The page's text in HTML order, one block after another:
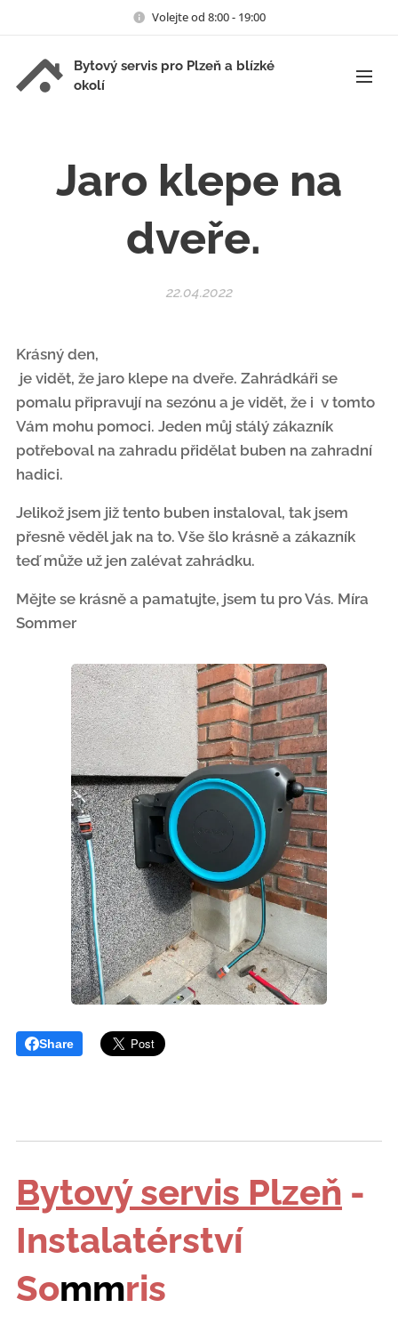
Volejte od 8:00 - 19:00
Bytový servis pro Plzeň a blízké
okolí
Jaro klepe na
dveře.
22.04.2022
Krásný den,
je vidět, že jaro klepe na dveře. Zahrádkáři se
pomalu připravují na sezónu a je vidět, že i v tomto
Vám mohu pomoci. Jeden můj stálý zákazník
potřeboval na zahradu přidělat buben na zahradní
hadici.
Jelikož jsem již tento buben instaloval, tak jsem
přesně věděl jak na to. Vše šlo krásně a zákazník
teď může už jen zalévat zahrádku.
Mějte se krásně a pamatujte, jsem tu pro Vás. Míra
Sommer
Share
Bytový servis Plzeň -
Instalatérství
Sommris